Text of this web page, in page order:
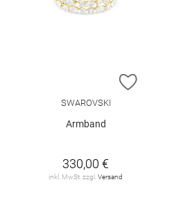
WUNSCHLISTE HINZUFÜGEN
ZUR
SWAROVSKI
Armband
330,00 €
inkl. MwSt. zzgl.Versand